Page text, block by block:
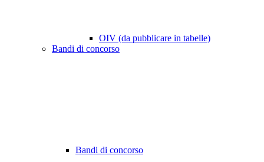
OIV (da pubblicare in tabelle)
Bandi di concorso
Bandi di concorso